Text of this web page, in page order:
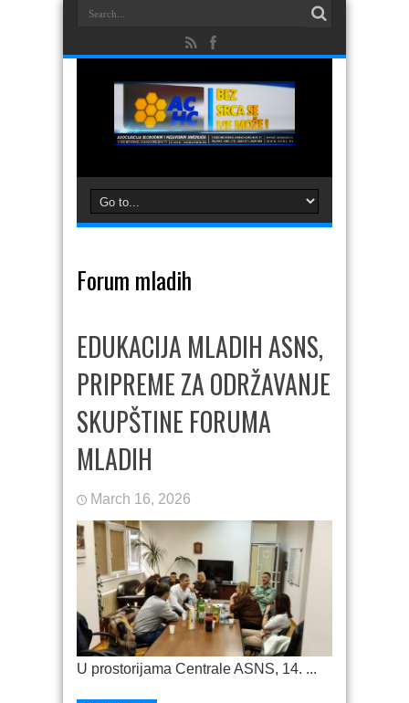
Forum mladih
EDUKACIJA MLADIH ASNS,
PRIPREME ZA ODRŽAVANJE
SKUPŠTINE FORUMA
MLADIH
March 16, 2026
U prostorijama Centrale ASNS, 14. ...